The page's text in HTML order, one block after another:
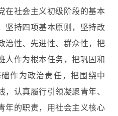
在社会主义初级阶段的基本
坚持四项基本原则，坚持改
治性、先进性、群众性，把
人作为根本任务，把巩固和
作为政治责任，把围绕中
认真履行引领凝聚青年、
年的职责，用社会主义核心